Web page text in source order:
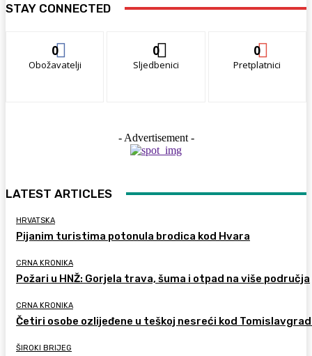
STAY CONNECTED
0
Obožavatelji
0
Sljedbenici
0
Pretplatnici
- Advertisement -
LATEST ARTICLES
HRVATSKA
Pijanim turistima potonula brodica kod Hvara
CRNA KRONIKA
Požari u HNŽ: Gorjela trava, šuma i otpad na više područja
CRNA KRONIKA
Četiri osobe ozlijeđene u teškoj nesreći kod
ŠIROKI BRIJEG